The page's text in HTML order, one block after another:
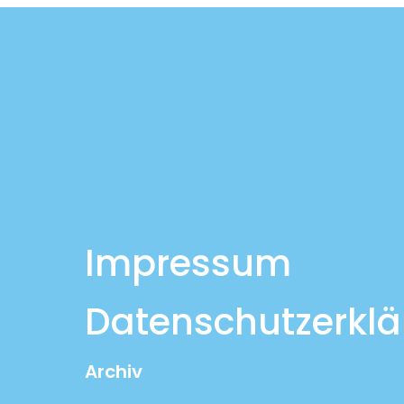
Impressum
Archiv